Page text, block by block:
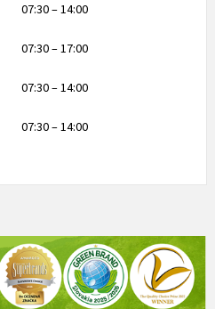
07:30 – 14:00
07:30 – 17:00
07:30 – 14:00
07:30 – 14:00